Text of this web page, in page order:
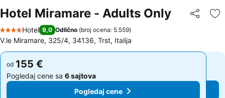
Hotel Miramare - Adults Only Deli
4 Zvezdice
Hotel 9,0 Odlično (broj ocena: 5.559)
V.le Miramare, 325/4, 34136, Trst, Italija
od 155 €
Pogledaj cene sa 6 sajtova
Pogledaj cene
od 155 €
Pogledaj cene sa 6 sajtova
Pogledaj cene